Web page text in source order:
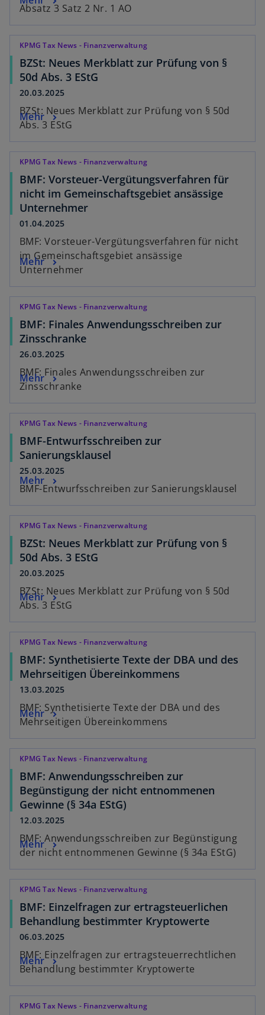
Absatz 3 Satz 2 Nr. 1 AO
KPMG Tax News - Finanzverwaltung
BZSt: Neues Merkblatt zur Prüfung von §
50d Abs. 3 EStG
20.03.2025
BZSt: Neues Merkblatt zur Prüfung von § 50d
Abs. 3 EStG
Mehr
KPMG Tax News - Finanzverwaltung
BMF: Vorsteuer-Vergütungsverfahren für
nicht im Gemeinschaftsgebiet ansässige
Unternehmer
01.04.2025
BMF: Vorsteuer-Vergütungsverfahren für nicht
im Gemeinschaftsgebiet ansässige
Unternehmer
Mehr
KPMG Tax News - Finanzverwaltung
BMF: Finales Anwendungsschreiben zur
Zinsschranke
26.03.2025
BMF: Finales Anwendungsschreiben zur
Zinsschranke
Mehr
KPMG Tax News - Finanzverwaltung
BMF-Entwurfsschreiben zur
Sanierungsklausel
25.03.2025
BMF-Entwurfsschreiben zur Sanierungsklausel
Mehr
KPMG Tax News - Finanzverwaltung
BZSt: Neues Merkblatt zur Prüfung von §
50d Abs. 3 EStG
20.03.2025
BZSt: Neues Merkblatt zur Prüfung von § 50d
Abs. 3 EStG
Mehr
KPMG Tax News - Finanzverwaltung
BMF: Synthetisierte Texte der DBA und des
Mehrseitigen Übereinkommens
13.03.2025
BMF: Synthetisierte Texte der DBA und des
Mehrseitigen Übereinkommens
Mehr
KPMG Tax News - Finanzverwaltung
BMF: Anwendungsschreiben zur
Begünstigung der nicht entnommenen
Gewinne (§ 34a EStG)
12.03.2025
BMF: Anwendungsschreiben zur Begünstigung
der nicht entnommenen Gewinne (§ 34a EStG)
Mehr
KPMG Tax News - Finanzverwaltung
BMF: Einzelfragen zur ertragsteuerlichen
Behandlung bestimmter Kryptowerte
06.03.2025
BMF: Einzelfragen zur ertragsteuerrechtlichen
Behandlung bestimmter Kryptowerte
Mehr
KPMG Tax News - Finanzverwaltung